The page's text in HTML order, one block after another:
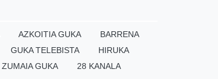
AZKOITIA GUKA
BARRENA
GUKA TELEBISTA
HIRUKA
ZUMAIA GUKA 28 KANALA